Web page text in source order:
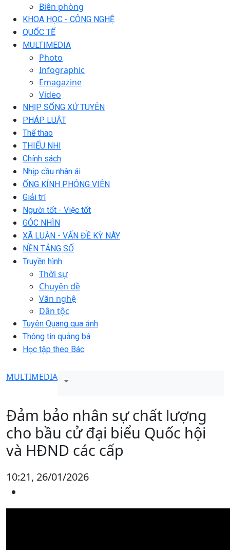
Biên phòng
KHOA HỌC - CÔNG NGHỆ
QUỐC TẾ
MULTIMEDIA
Photo
Infographic
Emagazine
Video
NHỊP SỐNG XỨ TUYÊN
PHÁP LUẬT
Thể thao
THIẾU NHI
Chính sách
Nhịp cầu nhân ái
ỐNG KÍNH PHÓNG VIÊN
Giải trí
Người tốt - Việc tốt
GÓC NHÌN
XÃ LUẬN - VẤN ĐỀ KỲ NÀY
NỀN TẢNG SỐ
Truyền hình
Thời sự
Chuyên đề
Văn nghệ
Dân tộc
Tuyên Quang qua ảnh
Thông tin quảng bá
Học tập theo Bác
MULTIMEDIA
Đảm bảo nhân sự chất lượng
cho bầu cử đại biểu Quốc hội
và HĐND các cấp
10:21, 26/01/2026